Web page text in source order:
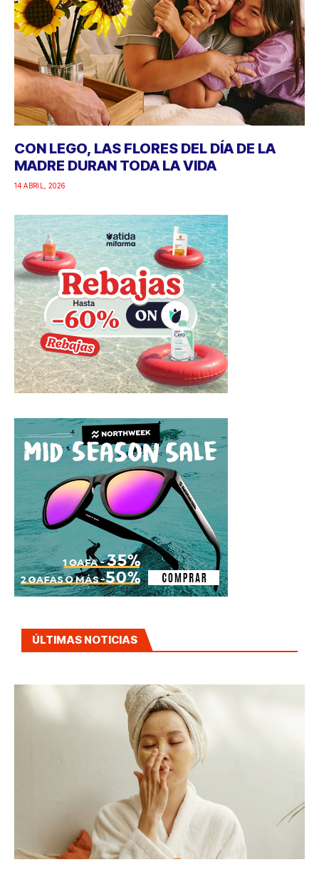
CON LEGO, LAS FLORES DEL DÍA DE LA
MADRE DURAN TODA LA VIDA
14 ABRIL, 2026
ÚLTIMAS NOTICIAS